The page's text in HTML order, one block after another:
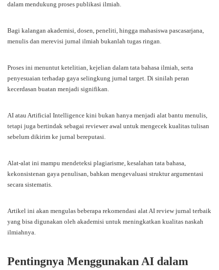
dalam mendukung proses publikasi ilmiah.
Bagi kalangan akademisi, dosen, peneliti, hingga mahasiswa pascasarjana,
menulis dan merevisi jurnal ilmiah bukanlah tugas ringan.
Proses ini menuntut ketelitian, kejelian dalam tata bahasa ilmiah, serta
penyesuaian terhadap gaya selingkung jurnal target. Di sinilah peran
kecerdasan buatan menjadi signifikan.
AI atau Artificial Intelligence kini bukan hanya menjadi alat bantu menulis,
tetapi juga bertindak sebagai reviewer awal untuk mengecek kualitas tulisan
sebelum dikirim ke jurnal bereputasi.
Alat-alat ini mampu mendeteksi plagiarisme, kesalahan tata bahasa,
kekonsistenan gaya penulisan, bahkan mengevaluasi struktur argumentasi
secara sistematis.
Artikel ini akan mengulas beberapa rekomendasi alat AI review jurnal terbaik
yang bisa digunakan oleh akademisi untuk meningkatkan kualitas naskah
ilmiahnya.
Pentingnya Menggunakan AI dalam